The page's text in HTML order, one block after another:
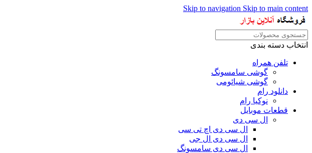
Skip to navigation Skip to main content
انتخاب دسته بندی
تلفن همراه
گوشی سامسونگ
گوشی شیائومی
دانلود رام
نوکیا رام
قطعات موبایل
ال سی دی
ال سی دی اچ تی سی
ال سی دی ال جی
ال سی دی سامسونگ